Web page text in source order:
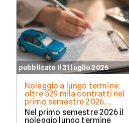
pubblicato il 31 luglio 2026
Noleggio a lungo termine:
oltre 529 mila contratti nel
primo semestre 2026.
Crescono privati e auto
elettrificate
Nel primo semestre 2026 il
noleggio lungo termine